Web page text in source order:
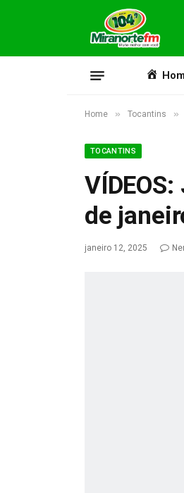
Home » Tocantins »
TOCANTINS
de
janeiro 12, 2025